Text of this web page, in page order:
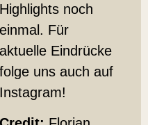
Highlights noch
einmal. Für
aktuelle Eindrücke
folge uns auch auf
Instagram!